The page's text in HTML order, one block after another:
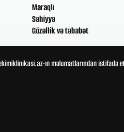
Maraqlı
Səhiyyə
Gözəllik və təbabət
ın məlumatlarından